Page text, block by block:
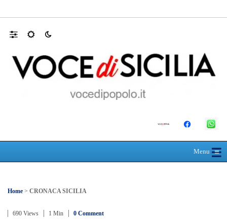
Menu≡
☰
Home > CRONACA SICILIA
690 Views 1 Min 0 Comment